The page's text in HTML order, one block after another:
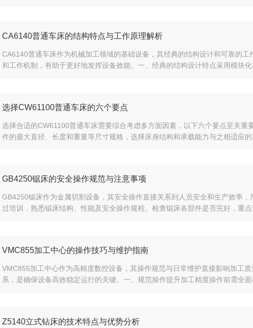
CA6140普通车床的结构特点与工作原理解析
CA6140普通车床作为机械加工领域的基础设备，其经典的结构设计和可靠的
和工作机制，有助于更好地发挥设备效能。一、​​经典的结构设计特点​​采用模块
选择CW61100普通车床的六个要点
选择合适的CW61100普通车床需要综合考虑多方面因素，以下六个要点至关
件的最大直径、长度和重量等尺寸规格，选择床身结构和承载能力与之相适应
GB4250锯床的安全操作规范与注意事项
GB4250锯床作为金属切割设备，其安全操作直接关系到人员安全和生产效率
过培训，熟悉锯床结构、性能及安全操作规程。检查锯床各部件是否完好，重
VMC855加工中心的操作技巧与维护指南
VMC855加工中心作为高精度数控设备，其操作规范与日常维护直接影响加工
系，是确保设备高效稳定运行的关键。​​一、规范操作提升加工精度​​操作前需全
Z5140立式钻床的技术特点与优势分析